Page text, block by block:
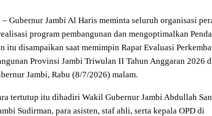
Gubernur Jambi Al Haris meminta seluruh organisasi
program pembangunan dan mengoptimalkan
itu disampaikan saat memimpin Rapat Evaluasi
Provinsi Jambi Triwulan II Tahun Anggaran 2026
Jambi, Rabu (8/7/2026) malam.
tertutup itu dihadiri Wakil Gubernur Jambi Abdullah
Sudirman, para asisten, staf ahli, serta kepala OPD di